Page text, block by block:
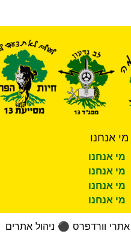
מי אנחנו
מי אנחנו
מי אנחנו
מי אנחנו
מי אנחנו
אתרי וורדפרס ⚫ ניהול אתרים